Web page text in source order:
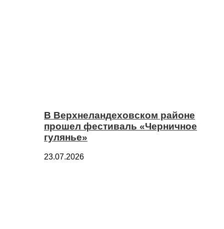
В Верхнеландеховском районе
прошел фестиваль «Черничное
гулянье»
23.07.2026